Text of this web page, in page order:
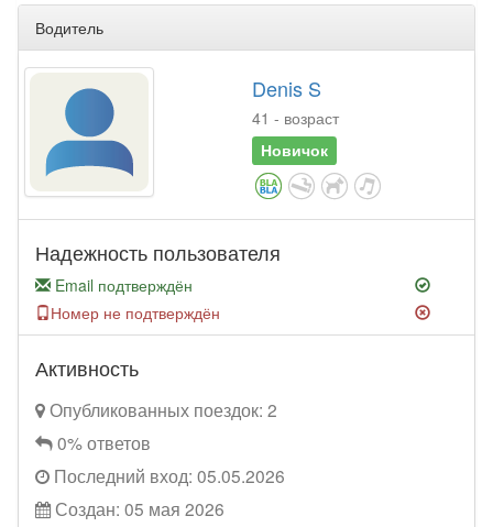
Водитель
Denis S
41 - возраст
Новичок
Надежность пользователя
Email подтверждён
Номер не подтверждён
Активность
Опубликованных поездок: 2
0% ответов
Последний вход: 05.05.2026
Создан: 05 мая 2026